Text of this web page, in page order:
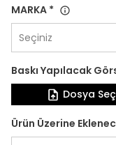
MARKA *
Seçiniz
Baskı Yapılacak
Dosya Seç
Ürün Üzerine